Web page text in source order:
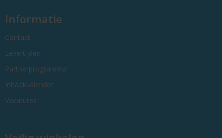
Informatie
Contact
Levertijden
Partnerprogramma
Inhaakkalender
Vacatures